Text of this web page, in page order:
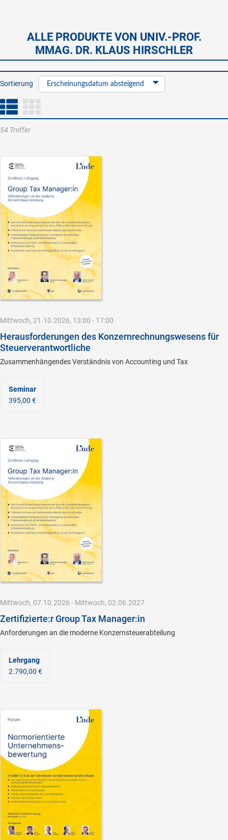
ALLE PRODUKTE VON UNIV.-PROF.
MMAG. DR. KLAUS HIRSCHLER
Sortierung Erscheinungsdatum absteigend
54 Treffer
Mittwoch, 21.10.2026, 13:00 - 17:00
Herausforderungen des Konzernrechnungswesens für
Steuerverantwortliche
Zusammenhängendes Verständnis von Accounting und Tax
Seminar
395,00 €
Mittwoch, 07.10.2026 - Mittwoch, 02.06.2027
Zertifizierte:r Group Tax Manager:in
Anforderungen an die moderne Konzernsteuerabteilung
Lehrgang
2.790,00 €